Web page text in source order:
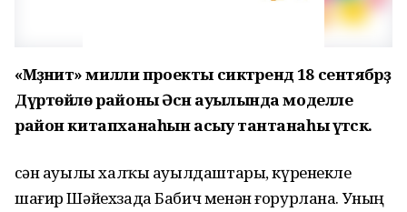
«Мәҙәниәт» милли проекты сиктәрендә 18 сентябрҙә
Дүртөйлө районы Әсән ауылында моделле
район китапханаһын асыу тантанаһы үтәсәк.
Әсән ауылы халҡы ауылдаштары, күренекле
шағир Шәйехзада Бабич менән ғорурлана. Уның